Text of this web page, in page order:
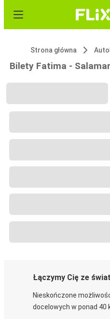
Strona główna
Bilety Fatima -
Łączymy Cię ze
Nieskończone
docelowych w ponad 40